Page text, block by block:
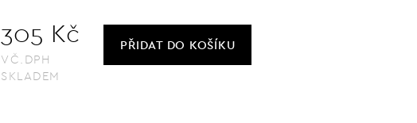
305 Kč
VČ.DPH
SKLADEM
PŘIDATDO KOŠÍKU